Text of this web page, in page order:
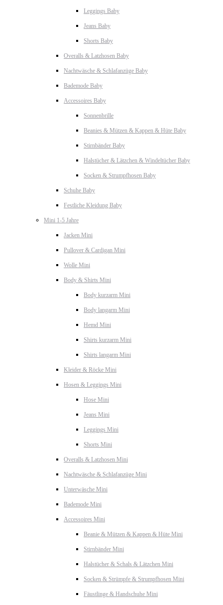
Leggings Baby
Jeans Baby
Shorts Baby
Overalls & Latzhosen Baby
Nachtwäsche & Schlafanzüge Baby
Bademode Baby
Accessoires Baby
Sonnenbrille
Beanies & Mützen & Kappen & Hüte Baby
Stirnbänder Baby
Halstücher & Lätzchen & Windeltücher Baby
Socken & Strumpfhosen Baby
Schuhe Baby
Festliche Kleidung Baby
Mini 1-5 Jahre
Jacken Mini
Pullover & Cardigan Mini
Wolle Mini
Body & Shirts Mini
Body kurzarm Mini
Body langarm Mini
Hemd Mini
Shirts kurzarm Mini
Shirts langarm Mini
Kleider & Röcke Mini
Hosen & Leggings Mini
Hose Mini
Jeans Mini
Leggings Mini
Shorts Mini
Overalls & Latzhosen Mini
Nachtwäsche & Schlafanzüge Mini
Unterwäsche Mini
Bademode Mini
Accessoires Mini
Beanie & Mützen & Kappen & Hüte Mini
Stirnbänder Mini
Halstücher & Schals & Lätzchen Mini
Socken & Strümpfe & Strumpfhosen Mini
Fäustlinge & Handschuhe Mini